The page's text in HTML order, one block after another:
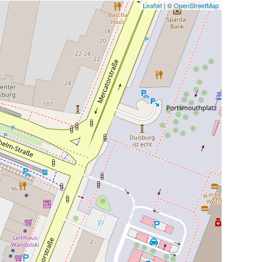
Leaflet | ©OpenStreetMap